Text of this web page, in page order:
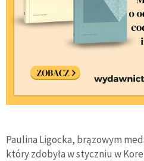
Paulina Ligocka, brązowym
który zdobyła w styczniu w